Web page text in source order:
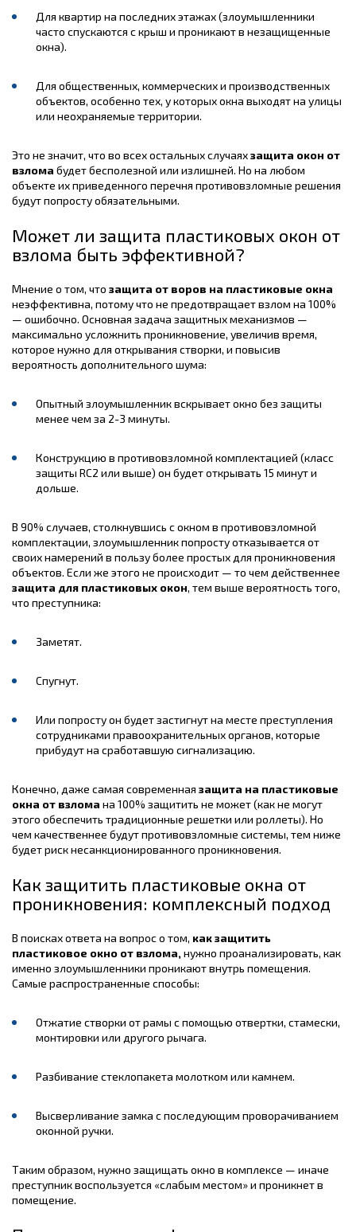
Для квартир на последних этажах (злоумышленники
часто спускаются с крыш и проникают в незащищенные
окна).
Для общественных, коммерческих и производственных
объектов, особенно тех, у которых окна выходят на улицы
или неохраняемые территории.
Это не значит, что во всех остальных случаяхзащита окон от
взлома будет бесполезной или излишней. Но на любом
объекте их приведенного перечня противовзломные решения
будут попросту обязательными.
Может ли защита пластиковых окон от
взлома быть эффективной?
Мнение о том, что защита от воров на пластиковые окна
неэффективна, потому что не предотвращает взлом на 100%
— ошибочно. Основная задача защитных механизмов —
максимально усложнить проникновение, увеличив время,
которое нужно для открывания створки, и повысив
вероятность дополнительного шума:
Опытный злоумышленник вскрывает окно без защиты
менее чем за 2-3 минуты.
Конструкцию в противовзломной комплектацией (класс
защиты RC2 или выше) он будет открывать 15 минут и
дольше.
В 90% случаев, столкнувшись с окном в противовзломной
комплектации, злоумышленник попросту отказывается от
своих намерений в пользу более простых для проникновения
объектов. Если же этого не происходит — то чем действеннее
защита для пластиковых окон, тем выше вероятность того,
что преступника:
Заметят.
Спугнут.
Или попросту он будет застигнут на месте преступления
сотрудниками правоохранительных органов, которые
прибудут на сработавшую сигнализацию.
Конечно, даже самая современная защита на пластиковые
окна от взлома на 100% защитить не может (как не могут
этого обеспечить традиционные решетки или роллеты). Но
чем качественнее будут противовзломные системы, тем ниже
будет риск несанкционированного проникновения.
Как защитить пластиковые окна от
проникновения: комплексный подход
В поисках ответа на вопрос о том, как защитить
пластиковое окно от взлома, нужно проанализировать, как
именно злоумышленники проникают внутрь помещения.
Самые распространенные способы:
Отжатие створки от рамы с помощью отвертки, стамески,
монтировки или другого рычага.
Разбивание стеклопакета молотком или камнем.
Высверливание замка с последующим проворачиванием
оконной ручки.
Таким образом, нужно защищать окно в комплексе — иначе
преступник воспользуется «слабым местом» и проникнет в
помещение.